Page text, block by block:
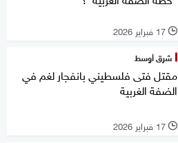
l 17 فبراير 2026
شرق أوسط
مقتل فتى فلسطيني بانفجار لغم في
الضفة الغربية
l 17 فبراير 2026